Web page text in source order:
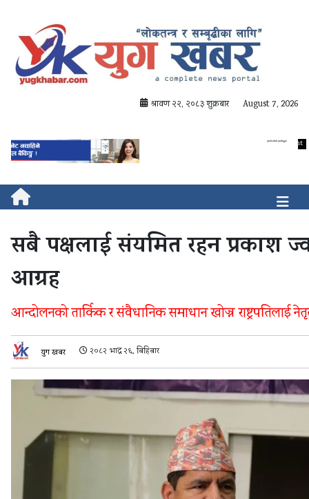
श्रावण २२, २०८३ शुक्रबार August 7, 2026
सबै पक्षलाई संयमित रहन प्रकाश
आग्रह
आन्दोलनको तार्किक र संवैधानिक समाधान खोज्न राष्ट्रपतिलाई
युग खबर २०८२ भाद्र २६, बिहिबार